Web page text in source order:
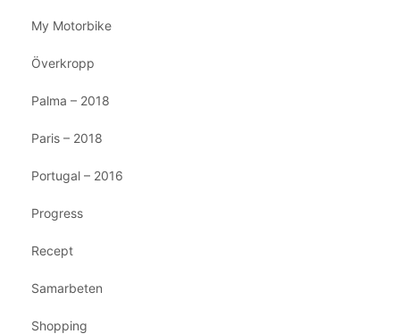
My Motorbike
Överkropp
Palma – 2018
Paris – 2018
Portugal – 2016
Progress
Recept
Samarbeten
Shopping